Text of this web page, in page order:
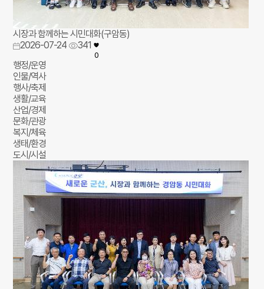
시장과 함께하는 시민대화(구암동)
2026-07-24
341
0
행정/운영
인물/역사
행사/축제
생활/교육
산업/경제
문화/관광
복지/체육
생태/환경
도시/시설